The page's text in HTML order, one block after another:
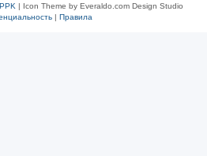
PPK | Icon Theme by Everaldo.com Design Studio
| Правила